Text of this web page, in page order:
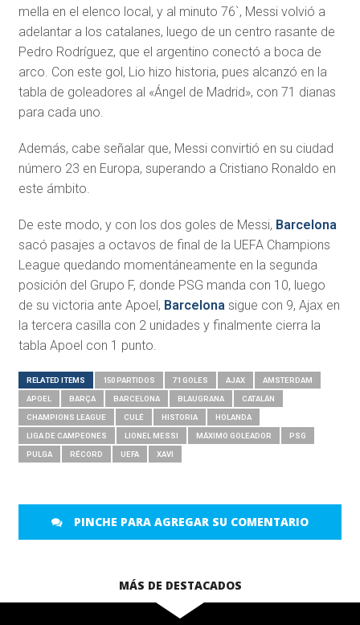
mella en el elenco local, y al minuto 76`, Messi volvió a
adelantar a los catalanes, luego de un centro rasante de
Pedro Rodríguez, que el argentino conectó a boca de
arco. Con este gol, Lio hizo historia, pues alcanzó en la
tabla de goleadores al «Ángel de Madrid», con 71 dianas
para cada uno.
Además, cabe señalar que, Messi convirtió en su ciudad
número 23 en Europa, superando a Cristiano Ronaldo en
este ámbito.
De este modo, y con los dos goles de Messi, Barcelona
sacó pasajes a octavos de final de la UEFA Champions
League quedando momentáneamente en la segunda
posición del Grupo F, donde PSG manda con 10, luego
de su victoria ante Apoel, Barcelona sigue con 9, Ajax en
la tercera casilla con 2 unidades y finalmente cierra la
tabla Apoel con 1 punto.
RELATED ITEMS 150 PARTIDOS 71 GOLES AJAX AMSTERDAM
APOEL BARÇA BARCELONA BLAUGRANA CATALÁN
CHAMPIONS LEAGUE CULÉ HISTORIA HOLANDA
LIGA DE CAMPEONES LIONEL MESSI MÁXIMO GOLEADOR PSG
PULGA RÉCORD UEFA XAVI
PINCHE PARA AGREGAR SU COMENTARIO
MÁS DE DESTACADOS